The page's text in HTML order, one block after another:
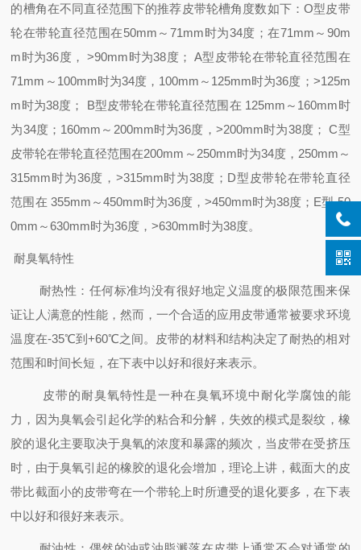
的槽角在不同直径范围下的推荐皮带轮槽角度数如下：O型皮带
轮在带轮直径范围在50mm～71mm时为34度；在71mm～90m
m时为36度， >90mm时为38度； A型皮带轮在带轮直径范围在
71mm～100mm时为34度，100mm～125mm时为36度；>125m
m时为38度； B型皮带轮在带轮直径范围在 125mm～160mm时
为34度；160mm～200mm时为36度，>200mm时为38度； C型
皮带轮在带轮直径范围在200mm～250mm时为34度，250mm～
315mm时为36度，>315mm时为38度；D型皮带轮在带轮直径
范围在 355mm～450mm时为36度，>450mm时为38度；E型 50
0mm～630mm时为36度，>630mm时为38度。
耐臭氧特性
耐热性：任何标准均没有很好地定义温度的极限范围来保
证让人满意的性能，然而，一个合适的应用皮带通常被要求环境
温度在-35℃到+60℃之间。皮带的材料和结构决定了耐热的相对
范围和时间长短，在下表中以好和很好来表示。
皮带的耐臭氧特性是一种在臭氧环境中耐化学腐蚀的能
力，因为臭氧会引起化学的粘合和分解，失效的模式是裂纹，橡
胶的退化主要取决于臭氧的浓度和暴露的频次，当皮带在受挤压
时，由于臭氧引起的橡胶的退化会增加，理论上讲，截面大的皮
带比截面小的皮带弯在一个带轮上时所遭受的退化要多，在下表
中以好和很好来表示。